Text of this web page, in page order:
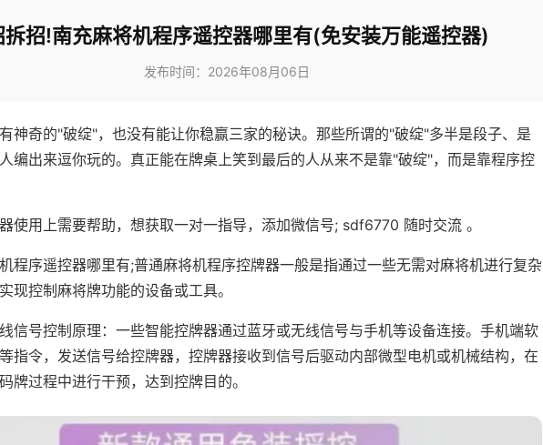
拆招!南充麻将机程序遥控器哪里有(免安装万能遥控器)
发布时间：2026年08月06日
神奇的"破绽"，也没有能让你稳赢三家的秘诀。那些所谓的"破绽"多半是段子、是
编出来逗你玩的。真正能在牌桌上笑到最后的人从来不是靠"破绽"，而是靠程序控
使用上需要帮助，想获取一对一指导，添加微信号; sdf6770 随时交流 。
程序遥控器哪里有;普通麻将机程序控牌器一般是指通过一些无需对麻将机进行复杂
现控制麻将牌功能的设备或工具。
信号控制原理：一些智能控牌器通过蓝牙或无线信号与手机等设备连接。手机端软
指令，发送信号给控牌器，控牌器接收到信号后驱动内部微型电机或机械结构，在
牌过程中进行干预，达到控牌目的。